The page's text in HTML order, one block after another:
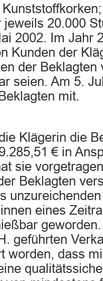
jeweils 20.000
2002. Im Jahr
Kunden der
der Beklagten
seien. Am 5.
mit.
Klägerin die
€ in
sie
Beklagten
eines
geführten
worden, dass